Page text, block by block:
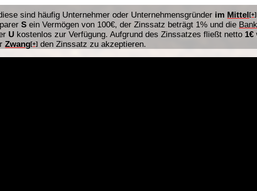
sind häufig Unternehmer oder Unternehmensgründer im Mittel[+]
S ein Vermögen von 100€, der Zinssatz beträgt 1% und die
U kostenlos zur Verfügung. Aufgrund des Zinssatzes fließt netto 1€
Zwang[+] den Zinssatz zu akzeptieren.